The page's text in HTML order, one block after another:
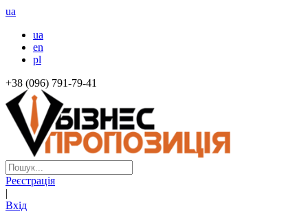
ua
ua
en
pl
+38 (096) 791-79-41
Реєстрація
|
Вхід